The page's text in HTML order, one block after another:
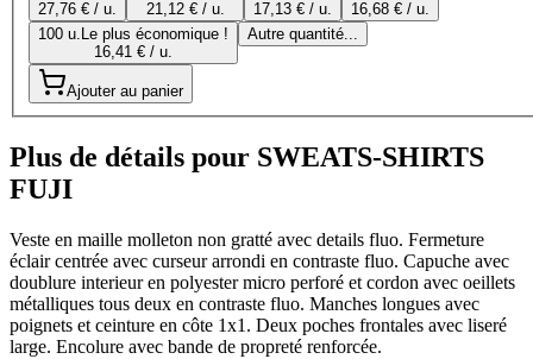
27,76 € / u.
21,12 € / u.
17,13 € / u.
16,68 € / u.
100 u. Le plus économique !
16,41 € / u.
Autre quantité...
Ajouter au panier
Plus de détails pour SWEATS-SHIRTS
FUJI
Veste en maille molleton non gratté avec details fluo. Fermeture
éclair centrée avec curseur arrondi en contraste fluo. Capuche avec
doublure interieur en polyester micro perforé et cordon avec oeillets
métalliques tous deux en contraste fluo. Manches longues avec
poignets et ceinture en côte 1x1. Deux poches frontales avec liseré
large. Encolure avec bande de propreté renforcée.